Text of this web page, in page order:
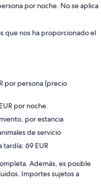
por noche. No se aplica
que nos ha proporcionado el
por persona (precio
por noche.
por estancia
de servicio
69 EUR
Además, es posible
Importes sujetos a